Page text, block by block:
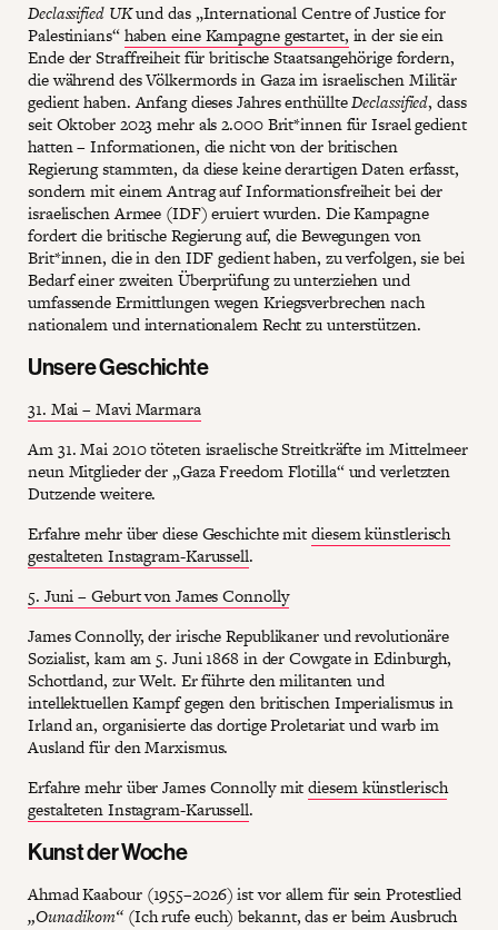
Declassified UKund das „International Centre of Justice for
Palestinians“haben eine Kampagne gestartet, in der sie ein
Ende der Straffreiheit für britische Staatsangehörige fordern,
die während des Völkermords in Gaza im israelischen Militär
gedient haben. Anfang dieses Jahres enthüllteDeclassified, dass
seit Oktober 2023 mehr als 2.000 Brit*innen für Israel gedient
hatten – Informationen, die nicht von der britischen
Regierung stammten, da diese keine derartigen Daten erfasst,
sondern mit einem Antrag auf Informationsfreiheit bei der
israelischen Armee (IDF) eruiert wurden. Die Kampagne
fordert die britische Regierung auf, die Bewegungen von
Brit*innen, die in den IDF gedient haben, zu verfolgen, sie bei
Bedarf einer zweiten Überprüfung zu unterziehen und
umfassende Ermittlungen wegen Kriegsverbrechen nach
nationalem und internationalem Recht zu unterstützen.
Unsere Geschichte
31. Mai – Mavi Marmara
Am 31. Mai 2010 töteten israelische Streitkräfte im Mittelmeer
neun Mitglieder der „Gaza Freedom Flotilla“ und verletzten
Dutzende weitere.
Erfahre mehr über diese Geschichte mitdiesem künstlerisch
gestalteten Instagram-Karussell.
5. Juni – Geburt von James Connolly
James Connolly, der irische Republikaner und revolutionäre
Sozialist, kam am 5. Juni 1868 in der Cowgate in Edinburgh,
Schottland, zur Welt. Er führte den militanten und
intellektuellen Kampf gegen den britischen Imperialismus in
Irland an, organisierte das dortige Proletariat und warb im
Ausland für den Marxismus.
Erfahre mehr über James Connolly mitdiesem künstlerisch
gestalteten Instagram-Karussell.
Kunst der Woche
Ahmad Kaabour (1955–2026) ist vor allem für sein Protestlied
„Ounadikom“(Ich rufe euch) bekannt, das er beim Ausbruch